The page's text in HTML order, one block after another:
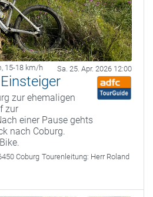
, 15-18 km/h Sa. 25. Apr. 2026 12:00
zur ehemaligen
zur
einer Pause gehts
nach Coburg.
Coburg Tourenleitung: Herr Roland